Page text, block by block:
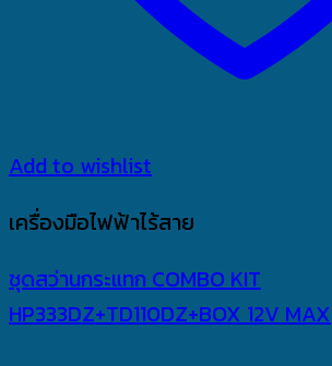
Add to wishlist
เครื่องมือไฟฟ้าไร้สาย
ชุดสว่านกระแทก COMBO KIT
HP333DZ+TD110DZ+BOX 12V MAX